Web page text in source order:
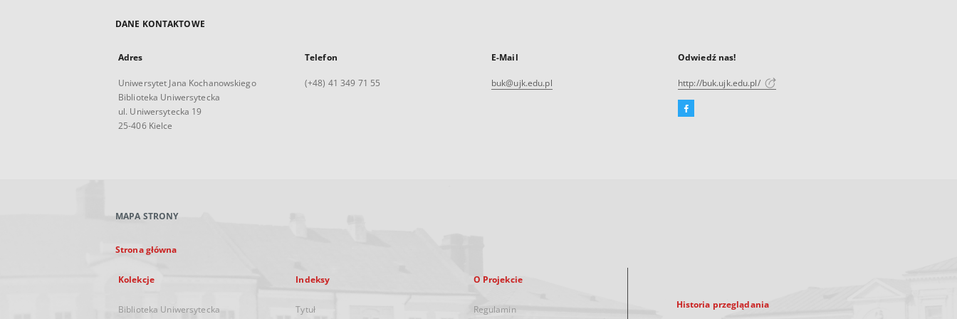
DANE KONTAKTOWE
Adres
Uniwersytet Jana Kochanowskiego
Biblioteka Uniwersytecka
ul. Uniwersytecka 19
25-406 Kielce
Telefon
(+48) 41 349 71 55
E-Mail
buk@ujk.edu.pl
Odwiedź nas!
http://buk.ujk.edu.pl/
Facebook
MAPA STRONY
Strona główna
Kolekcje
Biblioteka Uniwersytecka
Indeksy
Tytuł
O Projekcie
Regulamin Historia przeglądania